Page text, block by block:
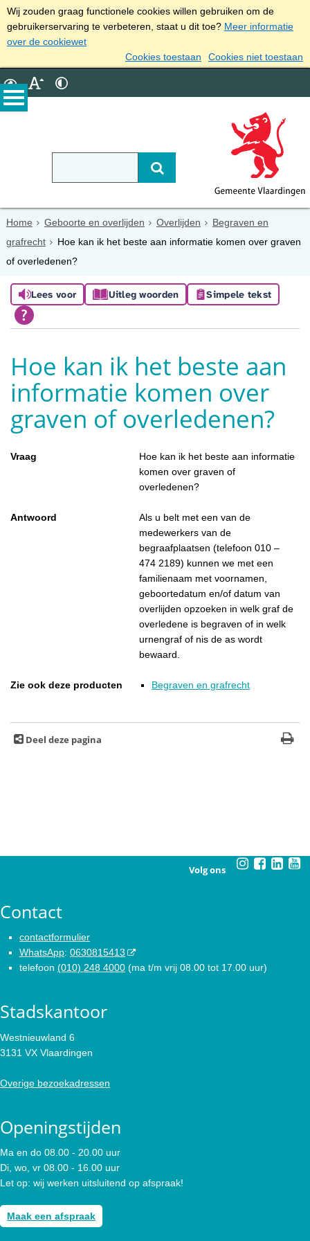
Wij zouden graag functionele cookies willen gebruiken om de
gebruikerservaring te verbeteren, staat u dit toe? Meer informatie
over de cookiewet
Cookies toestaan
Cookies niet toestaan
Home Geboorte en overlijden Overlijden
Begraven en
grafrecht
Hoe kan ik het beste aan informatie komen over graven
of overledenen?
Lees voor Uitleg woorden Simpele tekst
Hoe kan ik het beste aan
informatie komen over
graven of overledenen?
Vraag
Hoe kan ik het beste aan informatie
komen over graven of
overledenen?
Antwoord
Als u belt met een van de
medewerkers van de
begraafplaatsen (telefoon 010 –
474 2189) kunnen we met een
familienaam met voornamen,
geboortedatum en/of datum van
overlijden opzoeken in welk graf de
overledene is begraven of in welk
urnengraf of nis de as wordt
bewaard.
Zie ook deze producten Begraven en grafrecht
Deel deze pagina
Volg ons
Contact
contactformulier
WhatsApp: 0630815413
telefoon (010) 248 4000 (ma t/m vrij 08.00 tot 17.00 uur)
Stadskantoor
Westnieuwland 6
3131 VX Vlaardingen
Overige bezoekadressen
Openingstijden
Ma en do 08.00 - 20.00 uur
Di, wo, vr 08.00 - 16.00 uur
Let op: wij werken uitsluitend op afspraak!
Maak een afspraak